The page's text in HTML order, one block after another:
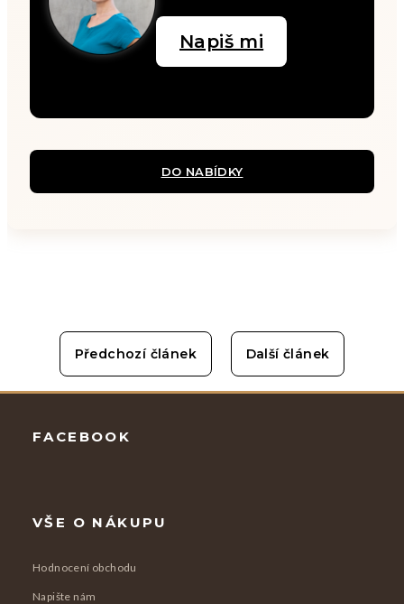
Napiš mi
DO NABÍDKY
Předchozí článek Další článek
FACEBOOK
VŠE O NÁKUPU
Hodnocení obchodu
Napište nám